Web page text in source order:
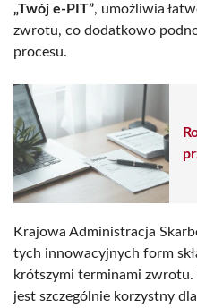
„Twój e-PIT”, umożliwia
zwrotu, co dodatkowo
procesu.
Krajowa Administracja
tych innowacyjnych form
krótszymi terminami zwrotu.
jest szczególnie korzystny